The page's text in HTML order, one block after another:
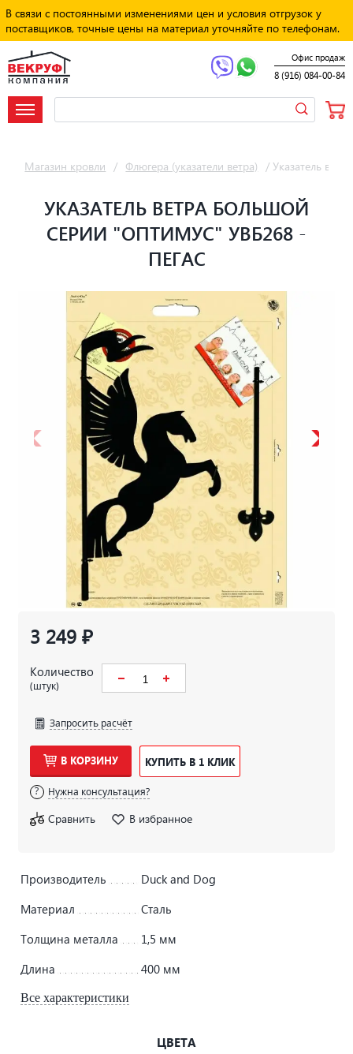
В связи с постоянными изменениями цен и условия отгрузок у
поставщиков, точные цены на материал уточняйте по телефонам.
Офис продаж
8 (916) 084-00-84
Магазин кровли / Флюгера (указатели ветра) / Указатель
УКАЗАТЕЛЬ ВЕТРА БОЛЬШОЙ
СЕРИИ "ОПТИМУС" УВБ268 -
ПЕГАС
3 249 ₽
Количество
(штук)
Запросить расчёт
В КОРЗИНУ КУПИТЬ В 1 КЛИК
Нужна консультация?
Сравнить В избранное
Производитель
Duck and Dog
Материал
Сталь
Толщина металла
1,5 мм
Длина
400 мм
Все характеристики
ЦВЕТА